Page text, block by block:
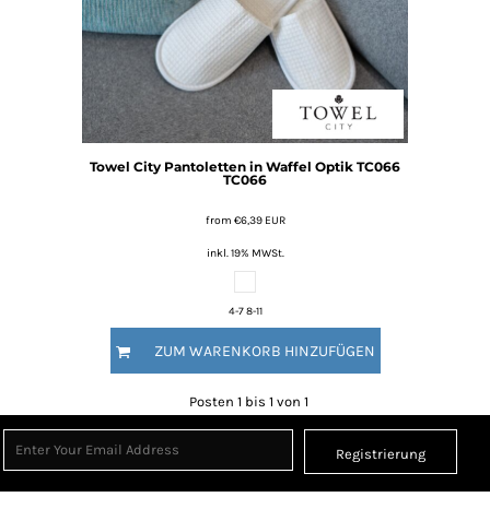
Towel City Pantoletten in Waffel Optik TC066
TC066
from €6,39 EUR
inkl. 19% MWSt.
4-7 8-11
ZUM WARENKORB HINZUFÜGEN
Posten 1 bis 1 von 1
Registrierung